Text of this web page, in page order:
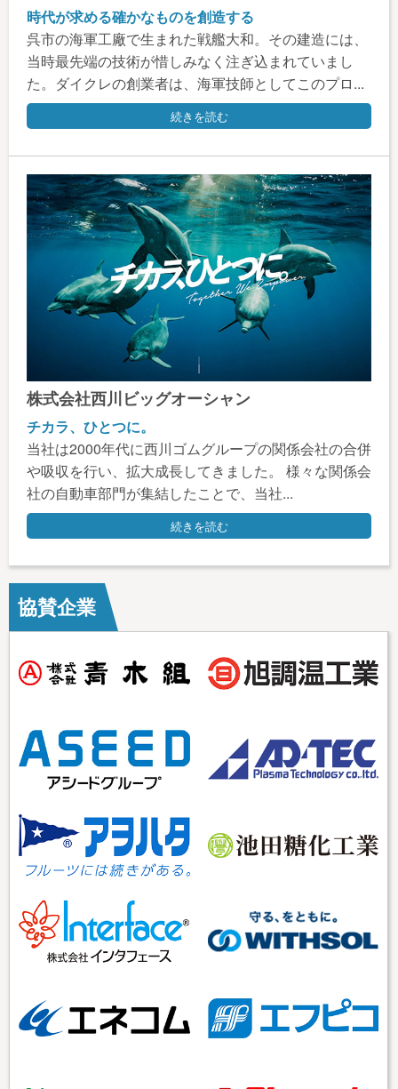
時代が求める確かなものを創造する
呉市の海軍工廠で生まれた戦艦大和。その建造には、
当時最先端の技術が惜しみなく注ぎ込まれていまし
た。ダイクレの創業者は、海軍技師としてこのプロ...
続きを読む
株式会社西川ビッグオーシャン
チカラ、ひとつに。
当社は2000年代に西川ゴムグループの関係会社の合併
や吸収を行い、拡大成長してきました。 様々な関係会
社の自動車部門が集結したことで、当社...
続きを読む
協賛企業